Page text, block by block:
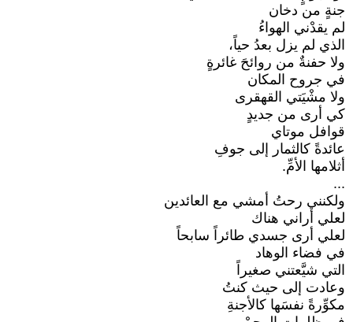
جنةٍ من دخان
لم يقدْني الهواءُ
الذي لم يزل بعدُ حياً،
ولا حفنةٌ من روائحَ غائرةٍ
في جروح المكان
ولا مشْيَتي القهقرى
كي أرى من جديدٍ
قوافل موتاي
عائدةً كالثمار إلى جوفِ
أثلامها الأمِّ.
...
ولكنني رحتُ أمشي مع العائدين
لعلي أراني هناك
لعلي أرى جسدي طائراً سابحاً
في فضاء الوهاد
التي شيَّعتني صغيراً
وعادت إلى حيث كنتُ
مكوِّرةً نفسَها كالأجنةِ